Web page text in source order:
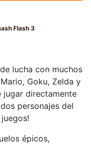
Flash 3
lucha con muchos
Goku, Zelda y
jugar directamente
personajes del
épicos,